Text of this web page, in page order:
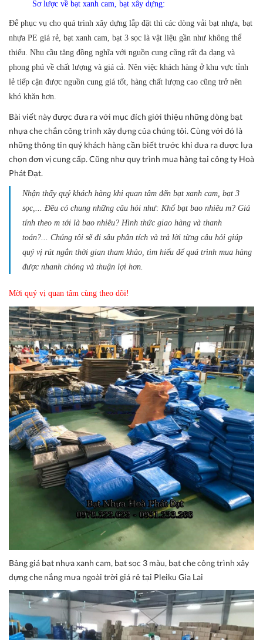
Sơ lược về bạt xanh cam, bạt xây dựng:
Để phục vụ cho quá trình xây dựng lắp đặt thì các dòng vải bạt nhựa, bạt
nhựa PE giá rẻ, bạt xanh cam, bạt 3 sọc là vật liệu gần như không thể
thiếu. Nhu cầu tăng đồng nghĩa với nguồn cung cũng rất đa dạng và
phong phú về chất lượng và giá cả. Nên việc khách hàng ở khu vực tỉnh
lẻ tiếp cận được nguồn cung giá tốt, hàng chất lượng cao cũng trở nên
khó khăn hơn.
Bài viết này được đưa ra với mục đích giới thiệu những dòng bạt
nhựa che chắn công trình xây dựng của chúng tôi. Cùng với đó là
những thông tin quý khách hàng cần biết trước khi đưa ra được lựa
chọn đơn vị cung cấp. Cũng như quy trình mua hàng tại công ty Hoà
Phát Đạt.
Nhận thấy quý khách hàng khi quan tâm đến bạt xanh cam, bạt 3
sọc,... Đều có chung những câu hỏi như: Khổ bạt bao nhiêu m? Giá
tính theo m tới là bao nhiêu? Hình thức giao hàng và thanh
toán?... Chúng tôi sẽ đi sâu phân tích và trả lời từng câu hỏi giúp
quý vị rút ngắn thời gian tham khảo, tìm hiểu để quá trình mua hàng
được nhanh chóng và thuận lợi hơn.
Mời quý vị quan tâm cùng theo dõi!
Bảng giá bạt nhựa xanh cam, bạt sọc 3 màu, bạt che công trình xây
dựng che nắng mưa ngoài trời giá rẻ tại Pleiku Gia Lai